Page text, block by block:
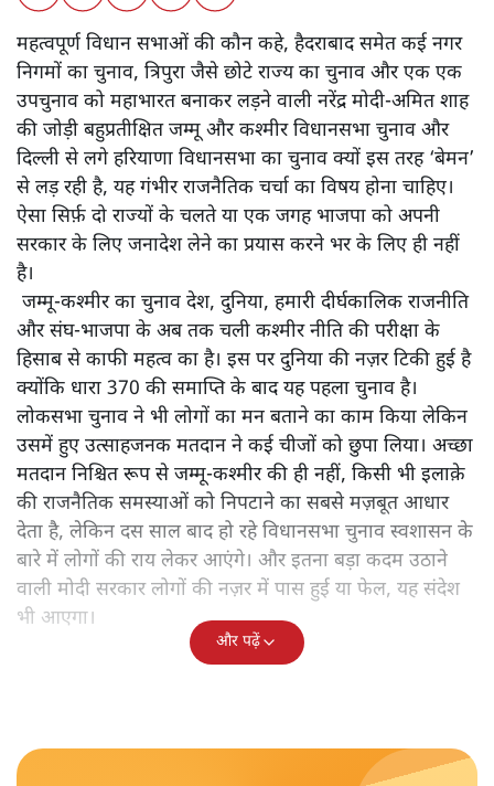
महत्वपूर्ण विधान सभाओं की कौन कहे, हैदराबाद समेत कई नगर
निगमों का चुनाव, त्रिपुरा जैसे छोटे राज्य का चुनाव और एक एक
उपचुनाव को महाभारत बनाकर लड़ने वाली नरेंद्र मोदी-अमित शाह
की जोड़ी बहुप्रतीक्षित जम्मू और कश्मीर विधानसभा चुनाव और
दिल्ली से लगे हरियाणा विधानसभा का चुनाव क्यों इस तरह ‘बेमन’
से लड़ रही है, यह गंभीर राजनैतिक चर्चा का विषय होना चाहिए।
ऐसा सिर्फ़ दो राज्यों के चलते या एक जगह भाजपा को अपनी
सरकार के लिए जनादेश लेने का प्रयास करने भर के लिए ही नहीं
है।
जम्मू-कश्मीर का चुनाव देश, दुनिया, हमारी दीर्घकालिक राजनीति
और संघ-भाजपा के अब तक चली कश्मीर नीति की परीक्षा के
हिसाब से काफी महत्व का है। इस पर दुनिया की नज़र टिकी हुई है
क्योंकि धारा 370 की समाप्ति के बाद यह पहला चुनाव है।
लोकसभा चुनाव ने भी लोगों का मन बताने का काम किया लेकिन
उसमें हुए उत्साहजनक मतदान ने कई चीजों को छुपा लिया। अच्छा
मतदान निश्चित रूप से जम्मू-कश्मीर की ही नहीं, किसी भी इलाक़े
की राजनैतिक समस्याओं को निपटाने का सबसे मज़बूत आधार
देता है, लेकिन दस साल बाद हो रहे विधानसभा चुनाव स्वशासन के
बारे में लोगों की राय लेकर आएंगे। और इतना बड़ा कदम उठाने
वाली मोदी सरकार लोगों की नज़र में पास हुई या फेल, यह संदेश
भी आएगा।
और पढ़ें